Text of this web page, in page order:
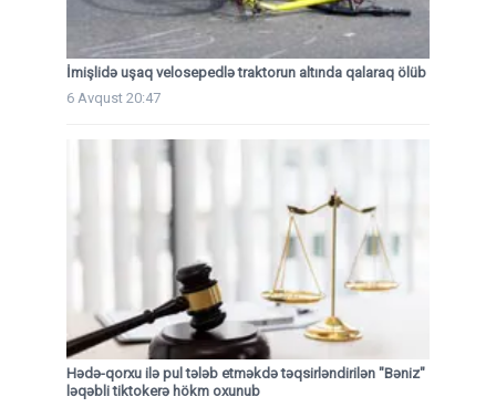
İmişlidə uşaq velosepedlə traktorun altında qalaraq ölüb
6 Avqust 20:47
Hədə-qorxu ilə pul tələb etməkdə təqsirləndirilən "Bəniz"
ləqəbli tiktokerə hökm oxunub